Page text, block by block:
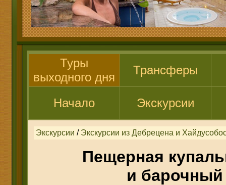
Туры
выходного дня
Трансферы
Начало Экскурсии
Экскурсии / Экскурсии из Дебрецена и
Пещерная
и барочный